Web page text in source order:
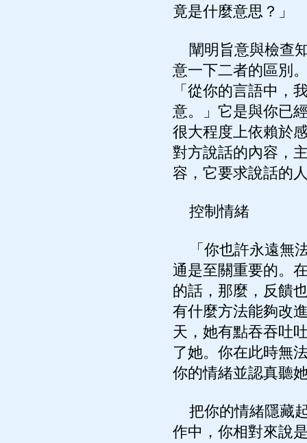
竟是什麼意思？」
闡明旨意與檢查
意一下二者的區別
「從你的言語中，
意。」它是與你已
很大程度上依賴於
對方說話的內容，
容，它要求說話的
控制情緒
「你也許永遠無
通是至關重要的。
的話，那麼，反饋
有什麼方法能夠改
天，她有點吞吞吐
了她。你在此時無
你的情緒並認真聽
把你的情緒隱藏
作中，你相對來說